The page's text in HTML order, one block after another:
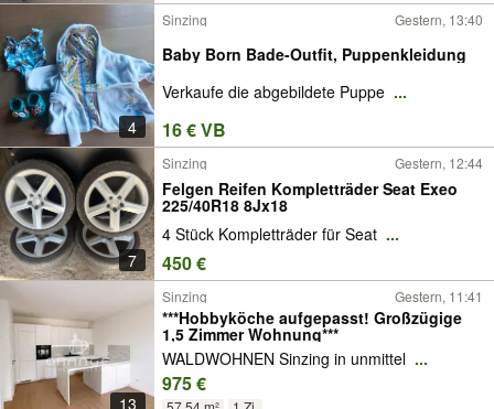
4
Sinzing Gestern, 13:40
Baby Born Bade-Outfit, Puppenkleidung
Verkaufe die abgebildete Puppe ...
16 € VB
7
Sinzing Gestern, 12:44
Felgen Reifen Kompletträder Seat Exeo
225/40R18 8Jx18
4 Stück Kompletträder für Seat ...
450 €
13
Sinzing Gestern, 11:41
***Hobbyköche aufgepasst! Großzügige
1,5 Zimmer Wohnung***
WALDWOHNEN Sinzing in unmittel ...
975 €